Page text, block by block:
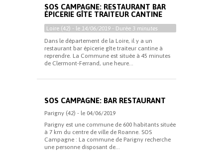
SOS CAMPAGNE: RESTAURANT BAR
ÉPICERIE GÎTE TRAITEUR CANTINE
Loire (42) - le 14/06/2019 - Durée 3 minutes
Dans le département de la Loire, il y a un
restaurant bar épicerie gîte traiteur cantine à
reprendre. La Commune est située à 45 minutes
de Clermont-Ferrand, une heure...
SOS CAMPAGNE: BAR RESTAURANT
Parigny (42) - le 04/06/2019
Parigny est une commune de 600 habitants située
à 7 km du centre de ville de Roanne. SOS
Campagne : La commune de Parigny recherche
une personne disposant de...